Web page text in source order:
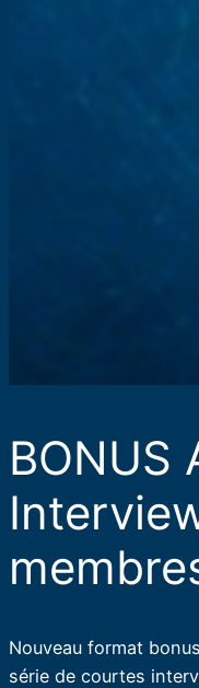
BONUS
Nouveau format
série de courtes